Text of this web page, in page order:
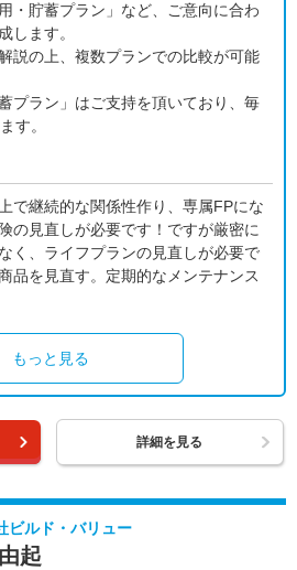
・貯蓄プラン」など、ご意向に合わ
します。
説の上、複数プランでの比較が可能
プラン」はご支持を頂いており、毎
す。
で継続的な関係性作り、専属FPにな
の見直しが必要です！ですが厳密に
く、ライフプランの見直しが必要で
品を見直す。定期的なメンテナンス
もっと見る
詳細を見る
ビルド・バリュー
起